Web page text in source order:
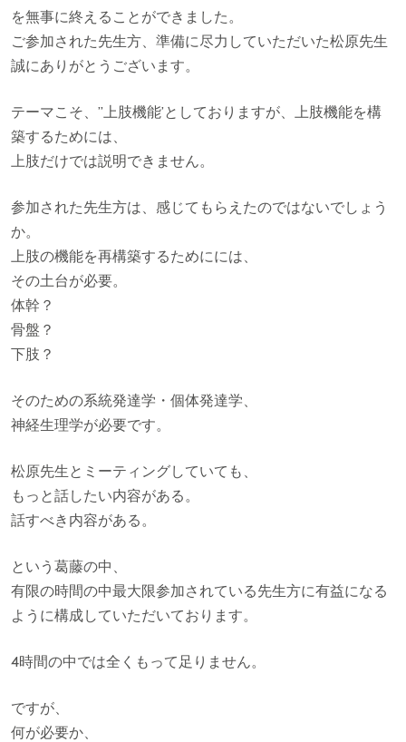
を無事に終えることができました。
ご参加された先生方、準備に尽力していただいた松原先生
誠にありがとうございます。
テーマこそ、”上肢機能’としておりますが、上肢機能を構
築するためには、
上肢だけでは説明できません。
参加された先生方は、感じてもらえたのではないでしょう
か。
上肢の機能を再構築するためにには、
その土台が必要。
体幹？
骨盤？
下肢？
そのための系統発達学・個体発達学、
神経生理学が必要です。
松原先生とミーティングしていても、
もっと話したい内容がある。
話すべき内容がある。
という葛藤の中、
有限の時間の中最大限参加されている先生方に有益になる
ように構成していただいております。
4時間の中では全くもって足りません。
ですが、
何が必要か、